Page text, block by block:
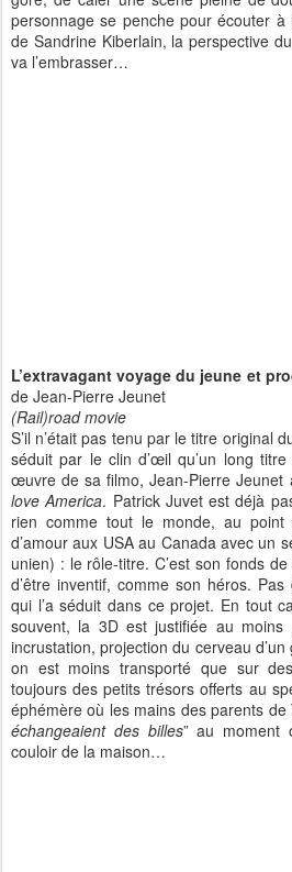
personnage se penche pour écouter
de Sandrine Kiberlain, la perspective
va l’embrasser…
L’extravagant voyage du jeune et
de Jean-Pierre Jeunet
(Rail)road movie
S’il n’était pas tenu par le titre original
séduit par le clin d’œil qu’un long
œuvre de sa filmo, Jean-Pierre Jeunet
love America. Patrick Juvet est déjà
rien comme tout le monde, au point
d’amour aux USA au Canada avec un
unien) : le rôle-titre. C’est son fonds
d’être inventif, comme son héros.
qui l’a séduit dans ce projet. En tout
souvent, la 3D est justifiée au
incrustation, projection du cerveau
on est moins transporté que sur
toujours des petits trésors offerts au
éphémère où les mains des parents de
échangeaient des billes” au moment
couloir de la maison…